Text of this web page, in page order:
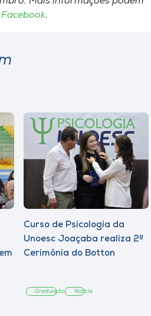
Facebook.
Curso de Psicologia da
Unoesc Joaçaba realiza 2ª
Cerimônia do Botton
Graduação Notícia